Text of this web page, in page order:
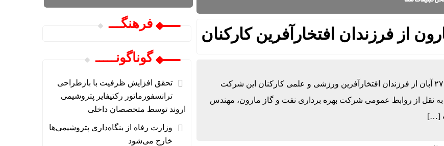
از فرزندان افتخارآفرین کارکنان
مدیرعامل شرکت بهره برداری نفت و گاز مارون سه شنبه ۲۷ آبان از فرزندان افتخارآفرین ورزشی و علمی کارکنان این شرکت
به نقل از روابط عمومی شرکت بهره برداری نفت و گاز مارون، مهندس
[…]
فرهنگـــ
گوناگونـــــ
تحقق افزایش ظرفیت با بازطراحی
ترانسفورماتور رکتیفایر پتروشیمی
اروند توسط متخصصان داخلی
وزارت رفاه از بنگاه‌داری پتروشیمی‌ها
خارج می‌شود